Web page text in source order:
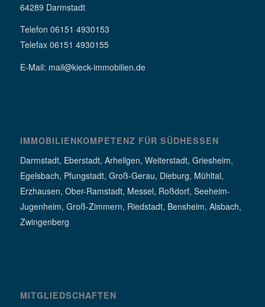
64289 Darmstadt
Telefon 06151 4930153
Telefax 06151 4930155
E-Mail: mail@kieck-immobilien.de
IMMOBILIENKOMPETENZ FÜR SÜDHESSEN
Darmstadt, Eberstadt, Arheilgen, Weiterstadt, Griesheim,
Egelsbach, Pfungstadt, Groß-Gerau, Dieburg, Mühltal,
Erzhausen, Ober-Ramstadt, Messel, Roßdorf, Seeheim-
Jugenheim, Groß-Zimmern, Riedstadt, Bensheim, Alsbach,
Zwingenberg
MITGLIEDSCHAFTEN